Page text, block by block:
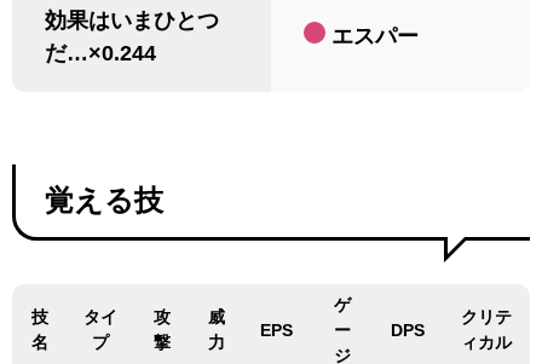
効果はいまひとつ
だ…×0.244
エスパー
覚える技
技
名
タイ
プ
攻
撃
威
力
EPS
ゲ
ー
ジ
DPS
クリテ
ィカル